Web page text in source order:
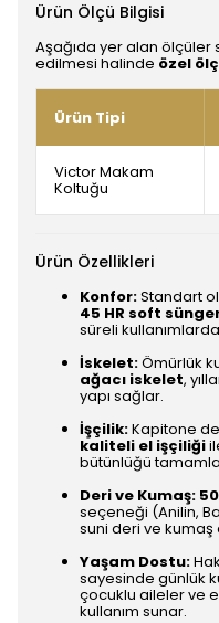
Ürün Ölçü Bilgisi
Aşağıda yer alan
edilmesi halinde özel
Ürün Tipi
Victor Makam
Koltuğu
Ürün Özellikleri
Konfor:Standart
45 HR soft
süreli
İskelet:Ömürlük
ağacı iskelet,
yapı sağlar.
İşçilik:Kapitone
kaliteli el işçiliği
bütünlüğü
Deri ve Kumaş:
seçeneği (Anilin,
suni deri ve
Yaşam Dostu:
sayesinde günlük
çocuklu aileler ve
kullanım sunar.